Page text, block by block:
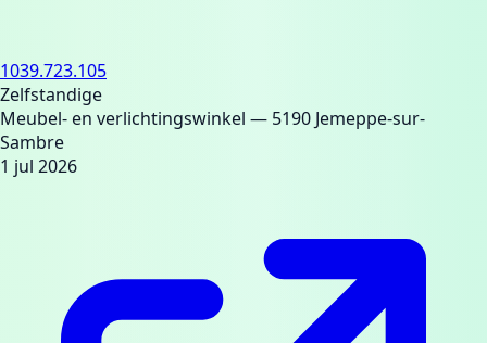
1039.723.105
Zelfstandige
Meubel- en verlichtingswinkel — 5190 Jemeppe-sur-
Sambre
1 jul 2026